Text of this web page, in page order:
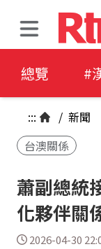
總覽 #
::: / 新聞
台澳關係
蕭副總統
化夥伴關
2026-04-30